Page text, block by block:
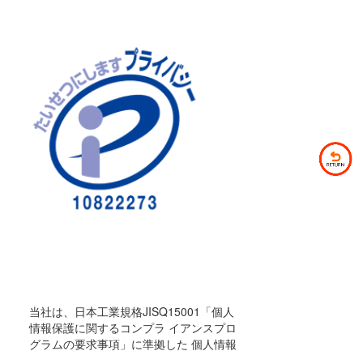
当社は、日本工業規格JISQ15001「個人
情報保護に関するコンプラ イアンスプロ
グラムの要求事項」に準拠した 個人情報